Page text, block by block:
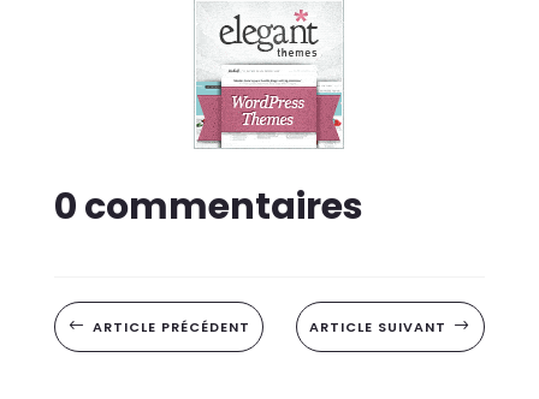
0 commentaires
# ARTICLE PRÉCÉDENT ARTICLE SUIVANT $